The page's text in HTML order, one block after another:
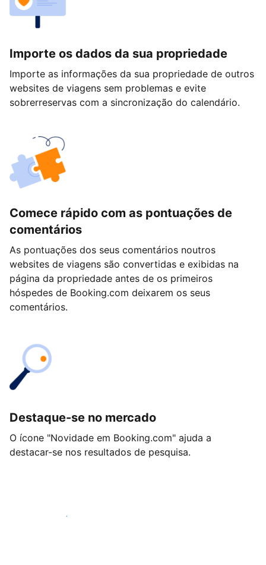
Importe os dados da sua propriedade
Importe as informações da sua propriedade de outros
websites de viagens sem problemas e evite
sobrerreservas com a sincronização do calendário.
Comece rápido com as pontuações de
comentários
As pontuações dos seus comentários noutros
websites de viagens são convertidas e exibidas na
página da propriedade antes de os primeiros
hóspedes de Booking.com deixarem os seus
comentários.
Destaque-se no mercado
O ícone "Novidade em Booking.com" ajuda a
destacar-se nos resultados de pesquisa.
Comece hoje mesmo